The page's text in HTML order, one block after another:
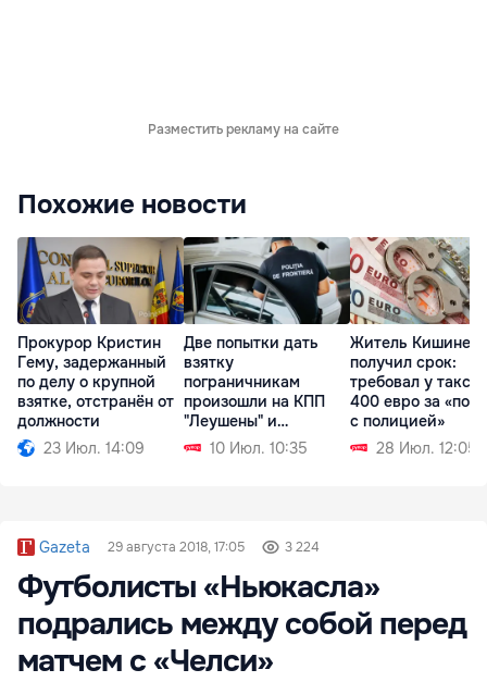
Разместить рекламу на сайте
Похожие новости
Прокурор Кристин
Гему, задержанный
по делу о крупной
взятке, отстранён от
должности
23 Июл. 14:09
Две попытки дать
взятку
пограничникам
произошли на КПП
"Леушены" и
"Паланка"
10 Июл. 10:35
Житель Кишинева
получил срок:
требовал у
400 евро за
с полицией»
28 Июл. 12:05
Gazeta 29 августа 2018, 17:05 3 224
Футболисты «Ньюкасла»
подрались между собой перед
матчем с «Челси»